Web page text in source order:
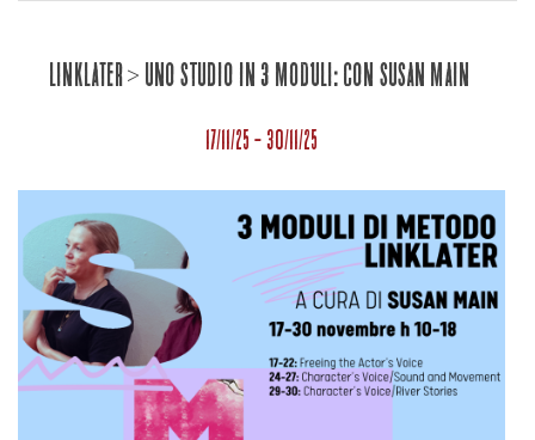
LINKLATER > Uno studio in 3 MODULI: con Susan Main
17/11/25 - 30/11/25